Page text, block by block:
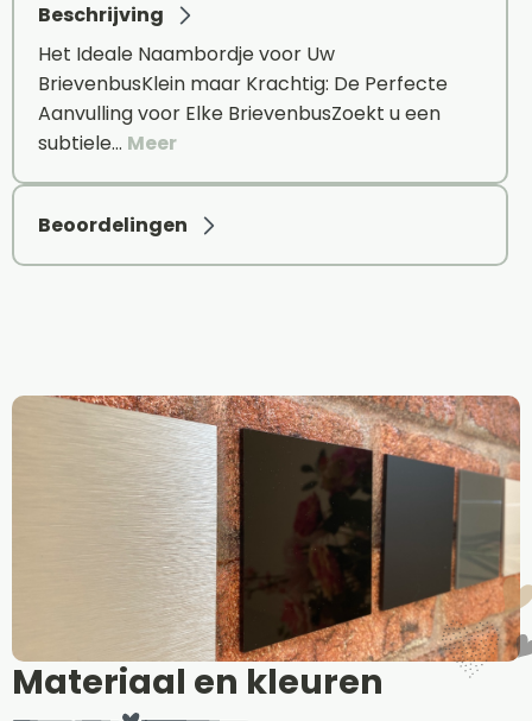
Beschrijving
Het Ideale Naambordje voor Uw
BrievenbusKlein maar Krachtig: De Perfecte
Aanvulling voor Elke BrievenbusZoekt u een
subtiele… Meer
Beoordelingen
Materiaal en kleuren